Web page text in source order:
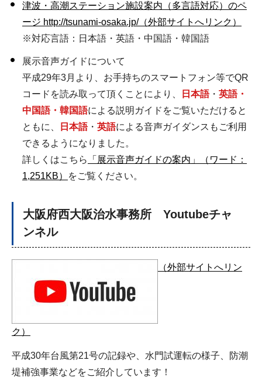
津波・高潮ステーション施設案内（多言語対応）のペ
ージ http://tsunami-osaka.jp/（外部サイトへリンク）
※対応言語：日本語・英語・中国語・韓国語
展示音声ガイドについて
平成29年3月より、お手持ちのスマートフォン等でQR
コードを読み取って頂くことにより、
日本語・ 英語・
中国語・韓国語による説明ガイドをご覧いただけると
ともに、
日本語・ 英語による音声ガイダンスもご利用
できるようになりました。
詳しくはこちら
「展示音声ガイドの案内」（ワード：
1,251KB）
をご覧ください。
大阪府西大阪治水事務所 Youtubeチャ
ンネル
（外部サイトへリン
ク）
平成30年台風第21号の記録や、水門試運転の様子、防潮
堤補強事業などをご紹介しています！